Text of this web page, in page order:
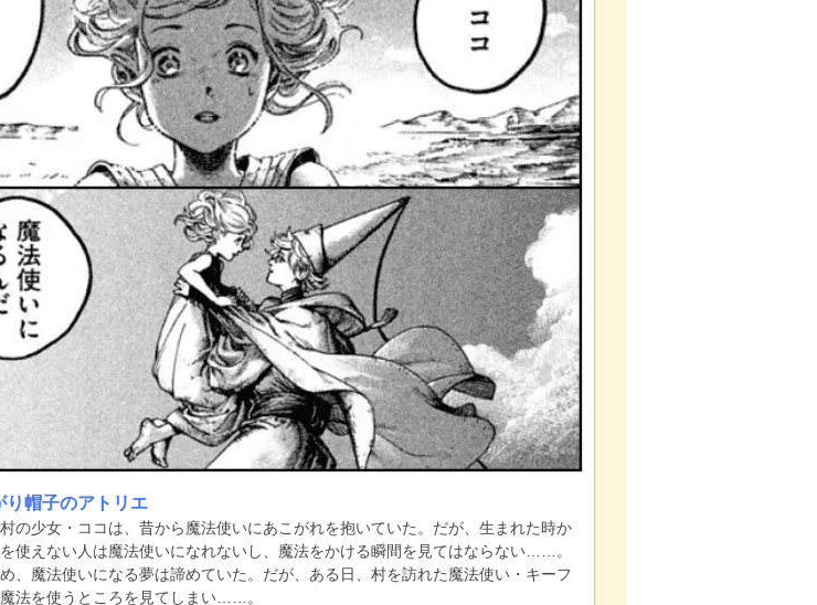
り帽子のアトリエ
の少女・ココは、昔から魔法使いにあこがれを抱いていた。だが、生まれた時か
使えない人は魔法使いになれないし、魔法をかける瞬間を見てはならない……。
、魔法使いになる夢は諦めていた。だが、ある日、村を訪れた魔法使い・キーフ
法を使うところを見てしまい……。